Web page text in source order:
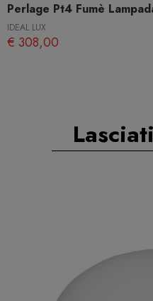
Perlage Pt4 Fumè
IDEAL LUX
€ 308,00